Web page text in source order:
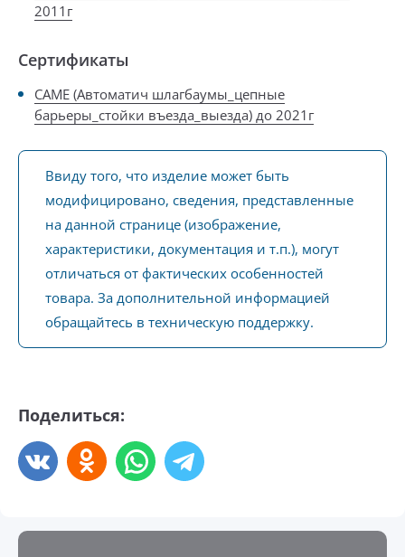
2011г
Сертификаты
CAME (Автоматич шлагбаумы_цепные
барьеры_стойки въезда_выезда) до 2021г
Ввиду того, что изделие может быть
модифицировано, сведения, представленные
на данной странице (изображение,
характеристики, документация и т.п.), могут
отличаться от фактических особенностей
товара. За дополнительной информацией
обращайтесь в техническую поддержку.
Поделиться: